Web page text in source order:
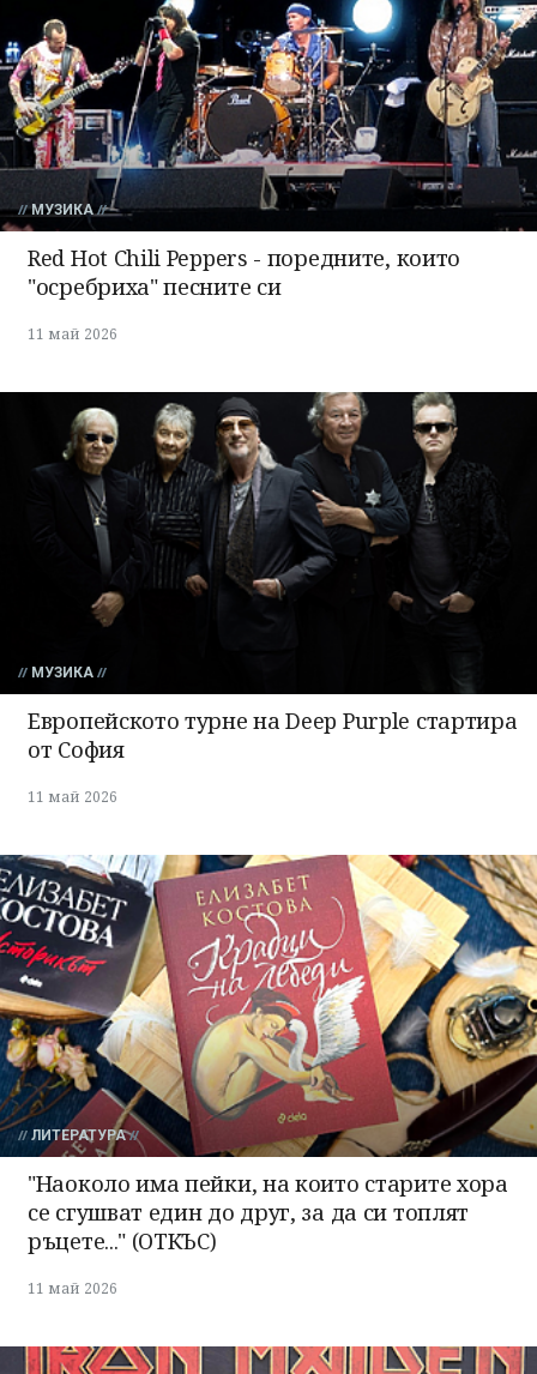
МУЗИКА
Red Hot Chili Peppers - поредните, които
"осребриха" песните си
11 май 2026
МУЗИКА
Европейското турне на Deep Purple стартира
от София
11 май 2026
ЛИТЕРАТУРА
"Наоколо има пейки, на които старите хора
се сгушват един до друг, за да си топлят
ръцете..." (ОТКЪС)
11 май 2026